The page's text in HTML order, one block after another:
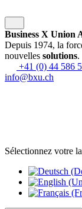
Business X Union
Depuis 1974, la
nouvelles solutions.
+41 (0) 44 586
info@bxu.ch
Sélectionnez votre